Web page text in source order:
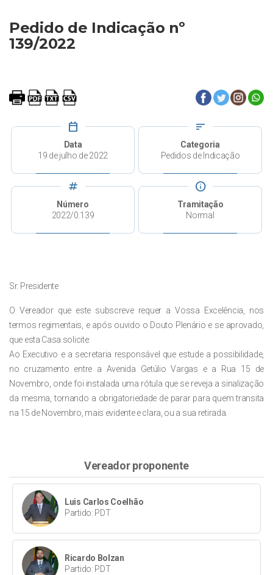
Pedido de Indicação nº
139/2022
calendar_today
Data
19 de julho de 2022
sort
Categoria
Pedidos de Indicação
tag
Número
2022/0.139
info
Tramitação
Normal
Sr. Presidente
O Vereador que este subscreve requer a Vossa Excelência, nos
termos regimentais, e após ouvido o Douto Plenário e se aprovado,
que esta Casa solicite:
Ao Executivo e a secretaria responsável que estude a possibilidade,
no cruzamento entre a Avenida Getúlio Vargas e a Rua 15 de
Novembro, onde foi instalada uma rótula que se reveja a sinalização
da mesma, tornando a obrigatoriedade de parar para quem transita
na 15 de Novembro, mais evidente e clara, ou a sua retirada.
Vereador proponente
Luis Carlos Coelhão
Partido: PDT
Ricardo Bolzan
Partido: PDT